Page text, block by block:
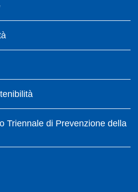
Triennale di Prevenzione della